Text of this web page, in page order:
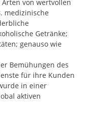
von wertvollen
medizinische
Getränke;
genauso wie
Bemühungen des
für ihre Kunden
in einer
aktiven